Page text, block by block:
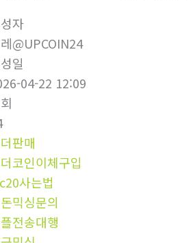
자
@UPCOIN24
일
04-22 12:09
판매
코인이체구입
사는법
믹싱문의
전송대행